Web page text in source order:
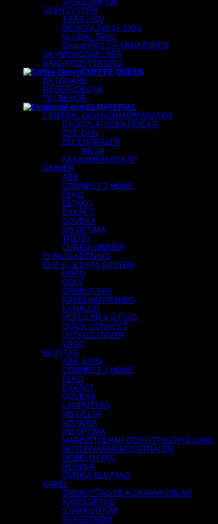
VÄGGLAMPOR
SKENSYSTEM
1-FAS 230V
DESIGNLINE 1F 230V
GLOBAL TRAC
Global PRO 3-F ARMATURER
SKYMNINGSRELÄER
NÄRVAROSTYRNING
COFFEE QUEEN
BRYGGARE
RESERVDELAR
TILLBEHÖR
ELMATERIAL
CENTRAL OCH NORMAPPARATER
BYGGPLATSCENTRALER
CEE-DON
ELCENTRALER
RESI9
FASADMÄTARSKAP
DIMMER
ABB
CONNECT 2 HOME
ELKO
ELTAKO
EXXACT
GOVENA
MB OPTIMA
TREND
ÖVRIGA DIMMER
ELBILSLADDNING
ELIT EL & DATA SYSTEM
BORD
GOLV
GRENUTTAG
KABELHANTERING
KANALER
MODULER & UTTAG
QUICK CONNECT
UTTAGSSTAVAR
VÄGG
ELUTTAG
ABB JUSSI
CONNECT 2 HOME
ELKO
EXXACT
GOVENA
LAMPUTTAG
MB-DELTA
MB NOVA
MB OPTIMA
MARINSTOLPAR OCH UTTAGSPOLLARE
MOTORVÄRMARCENTRALER
MÖBELUTTAG
RENOVA
ÖVRIGA ELUTTAG
KABEL
GRENUTTAG OCH SKARVKABLAR
KABELSKYDD
STARKSTRÖM
SVAGSTRÖM